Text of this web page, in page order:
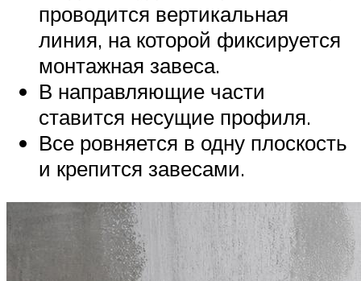
проводится вертикальная
линия, на которой фиксируется
монтажная завеса.
В направляющие части
ставится несущие профиля.
Все ровняется в одну плоскость
и крепится завесами.